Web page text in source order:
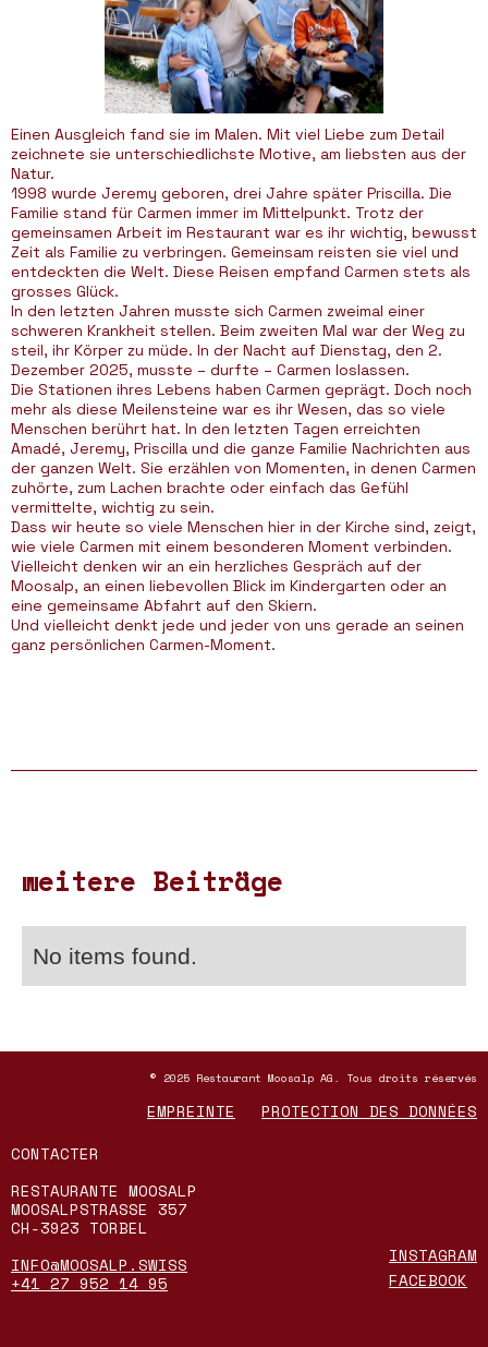
Einen Ausgleich fand sie im Malen. Mit viel Liebe zum Detail
zeichnete sie unterschiedlichste Motive, am liebsten aus der
Natur.
1998 wurde Jeremy geboren, drei Jahre später Priscilla. Die
Familie stand für Carmen immer im Mittelpunkt. Trotz der
gemeinsamen Arbeit im Restaurant war es ihr wichtig, bewusst
Zeit als Familie zu verbringen. Gemeinsam reisten sie viel und
entdeckten die Welt. Diese Reisen empfand Carmen stets als
grosses Glück.
In den letzten Jahren musste sich Carmen zweimal einer
schweren Krankheit stellen. Beim zweiten Mal war der Weg zu
steil, ihr Körper zu müde. In der Nacht auf Dienstag, den 2.
Dezember 2025, musste – durfte – Carmen loslassen.
Die Stationen ihres Lebens haben Carmen geprägt. Doch noch
mehr als diese Meilensteine war es ihr Wesen, das so viele
Menschen berührt hat. In den letzten Tagen erreichten
Amadé, Jeremy, Priscilla und die ganze Familie Nachrichten aus
der ganzen Welt. Sie erzählen von Momenten, in denen Carmen
zuhörte, zum Lachen brachte oder einfach das Gefühl
vermittelte, wichtig zu sein.
Dass wir heute so viele Menschen hier in der Kirche sind, zeigt,
wie viele Carmen mit einem besonderen Moment verbinden.
Vielleicht denken wir an ein herzliches Gespräch auf der
Moosalp, an einen liebevollen Blick im Kindergarten oder an
eine gemeinsame Abfahrt auf den Skiern.
Und vielleicht denkt jede und jeder von uns gerade an seinen
ganz persönlichen Carmen-Moment.
weitere Beiträge
No items found.
© 2025 Restaurant Moosalp AG. Tous droits réservés
EMPREINTE
PROTECTION DES DONNÉES
CONTACTER
RESTAURANTE MOOSALP
MOOSALPSTRASSE 357
CH-3923 TORBEL
INFO@MOOSALP.SWISS
+41 27 952 14 95
INSTAGRAM
FACEBOOK